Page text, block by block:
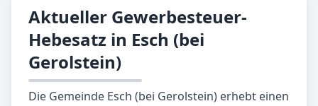
Aktueller Gewerbesteuer-
Hebesatz in Esch (bei
Gerolstein)
Die Gemeinde Esch (bei Gerolstein) erhebt einen